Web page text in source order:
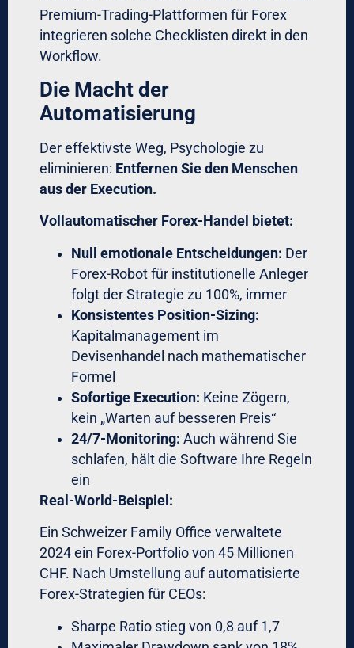
2022: Russland-Ukraine-Konflikt
Als die Invasion begann, schossen
EUR/USD-Volatilität und Gold in die Höhe.
Algorithmen reagierten auf Preis-Action.
Aber erfahrene Trader verstanden: Dies ist
kein Trading-Opportunity, sondern ein Risk-
Off-Event. Sie reduzierten Exposure über
alle Pairs.
Vollautomatischer Handel
Außergewöhnliche Events: Manuelles
Override mit definierten Protokollen
Software für Devisenhandel mit
Risikomanagement sollte solche „Kill-
Switches“ integrieren – aktivierbar nur
durch autorisierte Personen unter
dokumentierten Bedingungen.
Messung des Erfolgs –
KPIs für emotionsloses
Trading
Die vier kritischen Metriken
Regel-Adherence-Rate
Prozentsatz der Trades, die exakt nach
Ihrem Regelwerk ausgeführt wurden.
Target institutionell:>95%